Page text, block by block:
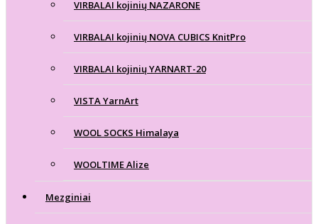
VIRBALAI kojinių NAZARONE
VIRBALAI kojinių NOVA CUBICS KnitPro
VIRBALAI kojinių YARNART-20
VISTA YarnArt
WOOL SOCKS Himalaya
WOOLTIME Alize
Mezginiai